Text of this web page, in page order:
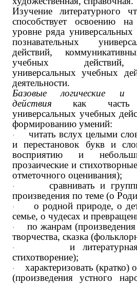
Изучение литературного
способствует освоению на
уровне ряда
познавательных
действий,
учебных действий,
универсальных учебных
деятельности.
Базовые логические и
действия как часть
универсальных учебных
формированию умений:
·
читать вслух целыми
и перестановок букв и
восприятию и
прозаические и
отметочного оценивания);
·
сравнивать и
произведения по теме (о
·
о родной природе, о
семье, о чудесах и
·
по жанрам
творчества, сказка
·
и
стихотворение);
·
характеризовать (кратко)
(произведения устного